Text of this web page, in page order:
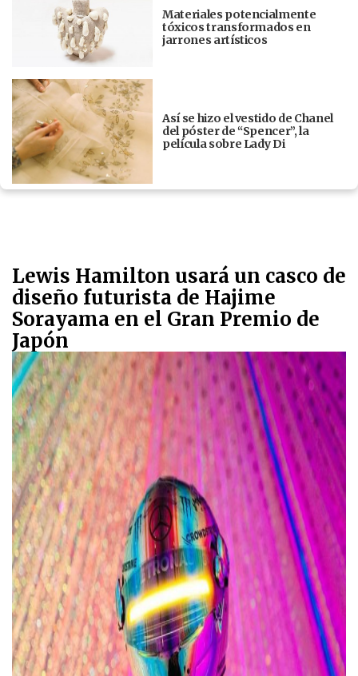
Materiales potencialmente
tóxicos transformados en
jarrones artísticos
Así se hizo el vestido de Chanel
del póster de “Spencer”, la
película sobre Lady Di
Lewis Hamilton usará un casco de
diseño futurista de Hajime
Sorayama en el Gran Premio de
Japón